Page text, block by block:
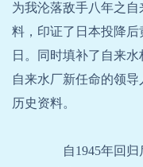
为我沦落敌手八年之
料，印证了日本投降
日。同时填补了自来
自来水厂新任命的领
历史资料。
自1945年回归